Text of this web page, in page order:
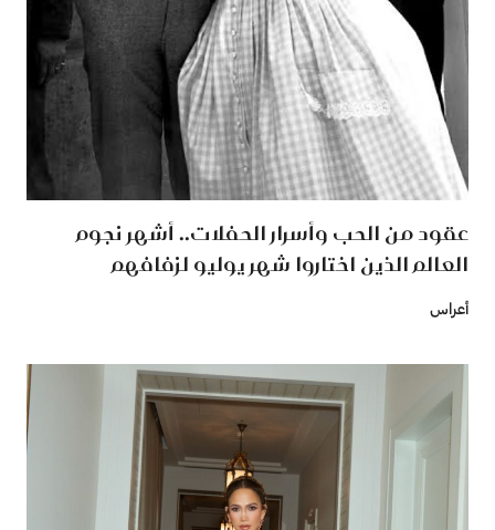
عقود من الحب وأسرار الحفلات.. أشهر نجوم
العالم الذين اختاروا شهر يوليو لزفافهم
أعراس